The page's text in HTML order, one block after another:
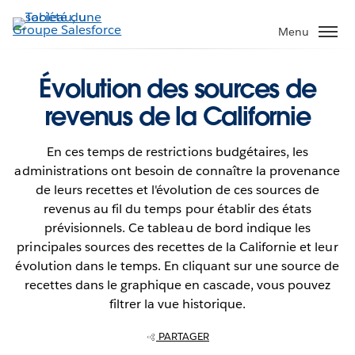
Aller
au
Menu
Évolution des sources de
revenus de la Californie
En ces temps de restrictions budgétaires, les
administrations ont besoin de connaître la provenance
de leurs recettes et l'évolution de ces sources de
revenus au fil du temps pour établir des états
prévisionnels. Ce tableau de bord indique les
principales sources des recettes de la Californie et leur
évolution dans le temps. En cliquant sur une source de
recettes dans le graphique en cascade, vous pouvez
filtrer la vue historique.
PARTAGER